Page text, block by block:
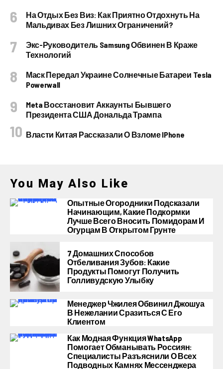
На Отдых Без Виз: Как Приятно Отдохнуть На
Мальдивах Без Лишних Ограничений?
Экс-Руководитель Samsung Обвинен В Краже
Технологий
Маск Передал Украине Солнечные Батареи Tesla
Powerwall
Meta Восстановит Аккаунты Бывшего
Президента США Дональда Трампа
Власти Китая Рассказали О Взломе IPhone
You May Also Like
Опытные Огородники Подсказали
Начинающим, Какие Подкормки
Лучше Всего Вносить Помидорам И
Огурцам В Открытом Грунте
7 Домашних Способов
Отбеливания Зубов: Какие
Продукты Помогут Получить
Голливудскую Улыбку
Менеджер Чжилея Обвинил Джошуа
В Нежелании Сразиться С Его
Клиентом
Как Модная Функция WhatsApp
Помогает Обманывать Россиян:
Специалисты Разъяснили О Всех
Подводных Камнях Мессенджера